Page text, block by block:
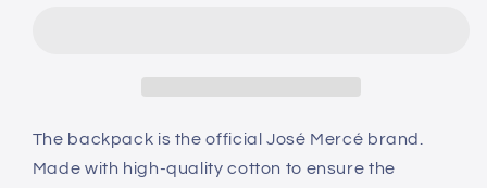
The backpack is the official José Mercé brand.
Made with high-quality cotton to ensure the